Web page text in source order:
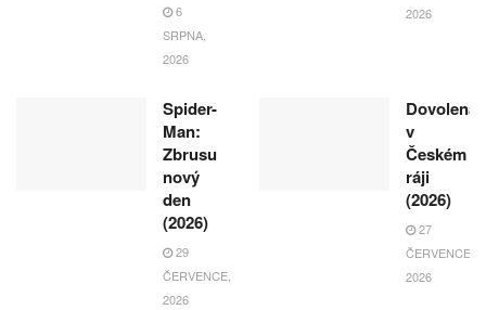
6
SRPNA,
2026
2026
Spider-
Man:
Zbrusu
nový
den
(2026)
29
ČERVENCE,
2026
Dovolená
v
Českém
ráji
(2026)
27
ČERVENCE,
2026